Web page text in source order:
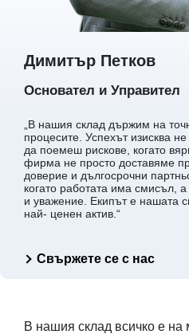
Димитър Петков
Основател и Управител
„В нашия склад държим на
процесите. Успехът изисква
да поемеш рискове, когато
фирма не просто доставяме
доверие и дългосрочни
когато работата има смисъл,
и уважение. Екипът е нашата
най- ценен актив.“
Свържете се с нас
В нашия склад всичко е на